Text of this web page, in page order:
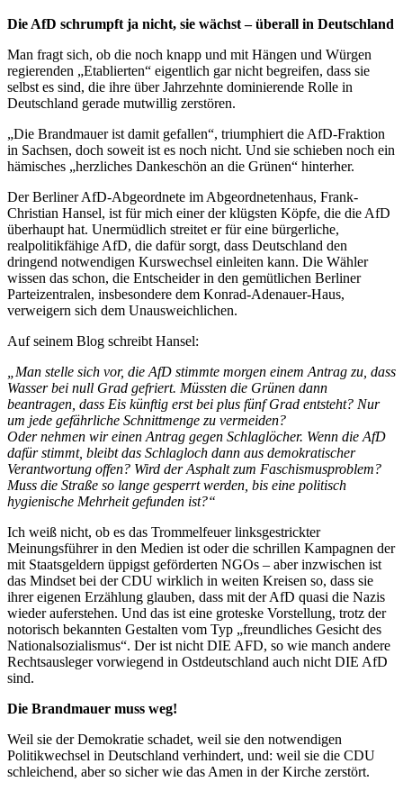
Die AfD schrumpft ja nicht, sie wächst – überall in Deutschland
Man fragt sich, ob die noch knapp und mit Hängen und Würgen
regierenden „Etablierten“ eigentlich gar nicht begreifen, dass sie
selbst es sind, die ihre über Jahrzehnte dominierende Rolle in
Deutschland gerade mutwillig zerstören.
„Die Brandmauer ist damit gefallen“, triumphiert die AfD-Fraktion
in Sachsen, doch soweit ist es noch nicht. Und sie schieben noch ein
hämisches „herzliches Dankeschön an die Grünen“ hinterher.
Der Berliner AfD-Abgeordnete im Abgeordnetenhaus, Frank-
Christian Hansel, ist für mich einer der klügsten Köpfe, die die AfD
überhaupt hat. Unermüdlich streitet er für eine bürgerliche,
realpolitikfähige AfD, die dafür sorgt, dass Deutschland den
dringend notwendigen Kurswechsel einleiten kann. Die Wähler
wissen das schon, die Entscheider in den gemütlichen Berliner
Parteizentralen, insbesondere dem Konrad-Adenauer-Haus,
verweigern sich dem Unausweichlichen.
Auf seinem Blog schreibt Hansel:
„Man stelle sich vor, die AfD stimmte morgen einem Antrag zu, dass
Wasser bei null Grad gefriert. Müssten die Grünen dann
beantragen, dass Eis künftig erst bei plus fünf Grad entsteht? Nur
um jede gefährliche Schnittmenge zu vermeiden?
Oder nehmen wir einen Antrag gegen Schlaglöcher. Wenn die AfD
dafür stimmt, bleibt das Schlagloch dann aus demokratischer
Verantwortung offen? Wird der Asphalt zum Faschismusproblem?
Muss die Straße so lange gesperrt werden, bis eine politisch
hygienische Mehrheit gefunden ist?“
Ich weiß nicht, ob es das Trommelfeuer linksgestrickter
Meinungsführer in den Medien ist oder die schrillen Kampagnen der
mit Staatsgeldern üppigst geförderten NGOs – aber inzwischen ist
das Mindset bei der CDU wirklich in weiten Kreisen so, dass sie
ihrer eigenen Erzählung glauben, dass mit der AfD quasi die Nazis
wieder auferstehen. Und das ist eine groteske Vorstellung, trotz der
notorisch bekannten Gestalten vom Typ „freundliches Gesicht des
Nationalsozialismus“. Der ist nicht DIE AFD, so wie manch andere
Rechtsausleger vorwiegend in Ostdeutschland auch nicht DIE AfD
sind.
Die Brandmauer muss weg!
Weil sie der Demokratie schadet, weil sie den notwendigen
Politikwechsel in Deutschland verhindert, und: weil sie die CDU
schleichend, aber so sicher wie das Amen in der Kirche zerstört.